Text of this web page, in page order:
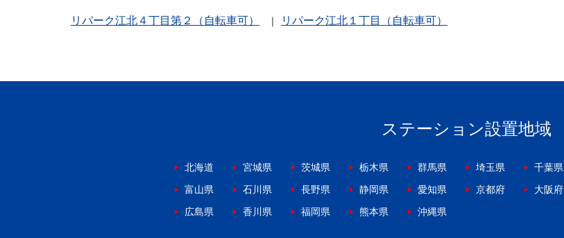
リパーク江北４丁目第２（自転車可） リパーク江北１丁目（自転車可）
ステーション設置地域
北海道 宮城県 茨城県 栃木県 群馬県 埼玉県 千葉県
富山県
石川県 長野県 静岡県 愛知県 京都府 大阪府
広島県
香川県 福岡県 熊本県 沖縄県